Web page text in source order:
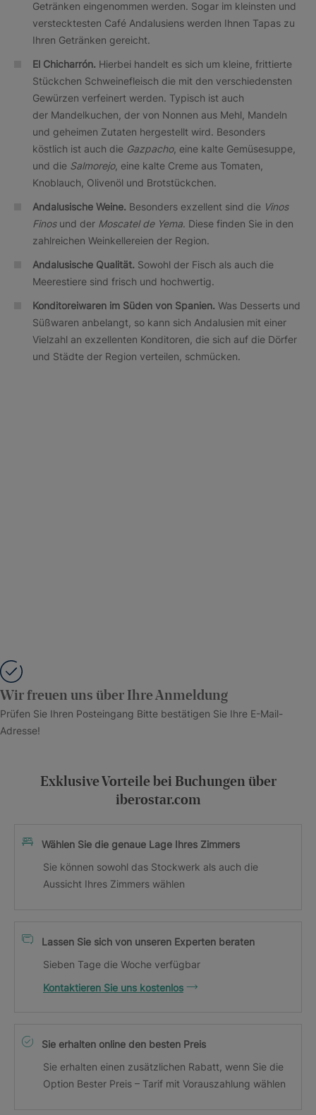
Getränken eingenommen werden. Sogar im kleinsten und
verstecktesten Café Andalusiens werden Ihnen Tapas zu
Ihren Getränken gereicht.
El Chicharrón. Hierbei handelt es sich um kleine, frittierte
Stückchen Schweinefleisch die mit den verschiedensten
Gewürzen verfeinert werden. Typisch ist auch
der Mandelkuchen, der von Nonnen aus Mehl, Mandeln
und geheimen Zutaten hergestellt wird. Besonders
köstlich ist auch die Gazpacho, eine kalte Gemüsesuppe,
und die Salmorejo, eine kalte Creme aus Tomaten,
Knoblauch, Olivenöl und Brotstückchen.
Andalusische Weine. Besonders exzellent sind die Vinos
Finosund der Moscatel de Yema. Diese finden Sie in den
zahlreichen Weinkellereien der Region.
Andalusische Qualität. Sowohl der Fisch als auch die
Meerestiere sind frisch und hochwertig.
Konditoreiwaren im Süden von Spanien. Was Desserts und
Süßwaren anbelangt, so kann sich Andalusien mit einer
Vielzahl an exzellenten Konditoren, die sich auf die Dörfer
und Städte der Region verteilen, schmücken.
Wir freuen uns über Ihre Anmeldung
Prüfen Sie Ihren Posteingang Bitte bestätigen Sie Ihre E-Mail-
Adresse!
Exklusive Vorteile bei Buchungen über
iberostar.com
Wählen Sie die genaue Lage Ihres Zimmers
Sie können sowohl das Stockwerk als auch die
Aussicht Ihres Zimmers wählen
Lassen Sie sich von unseren Experten beraten
Sieben Tage die Woche verfügbar
Kontaktieren Sie uns kostenlos
Sie erhalten online den besten Preis
Sie erhalten einen zusätzlichen Rabatt, wenn Sie die
Option Bester Preis – Tarif mit Vorauszahlung wählen